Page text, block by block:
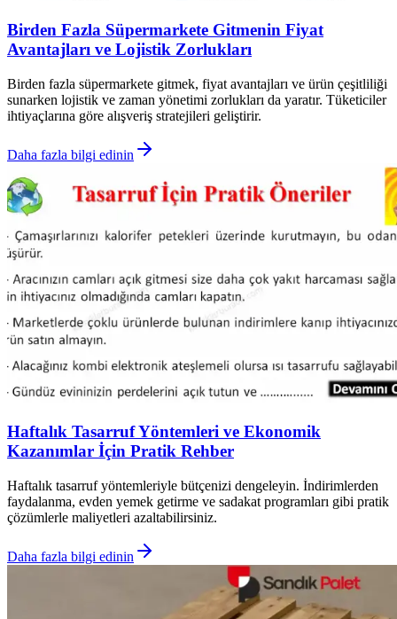
Birden Fazla Süpermarkete Gitmenin Fiyat
Avantajları ve Lojistik Zorlukları
Birden fazla süpermarkete gitmek, fiyat avantajları ve ürün çeşitliliği
sunarken lojistik ve zaman yönetimi zorlukları da yaratır. Tüketiciler
ihtiyaçlarına göre alışveriş stratejileri geliştirir.
Daha fazla bilgi edinin
Haftalık Tasarruf Yöntemleri ve Ekonomik
Kazanımlar İçin Pratik Rehber
Haftalık tasarruf yöntemleriyle bütçenizi dengeleyin. İndirimlerden
faydalanma, evden yemek getirme ve sadakat programları gibi pratik
çözümlerle maliyetleri azaltabilirsiniz.
Daha fazla bilgi edinin